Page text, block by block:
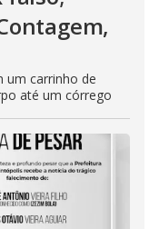
um carrinho de
até um córrego